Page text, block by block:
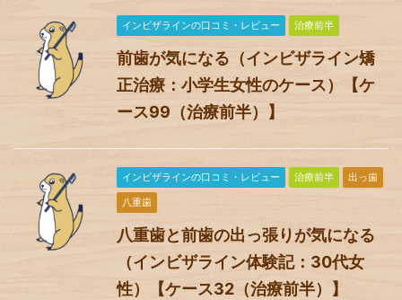
インビザラインの口コミ・レビュー 治療前半
前歯が気になる（インビザライン矯
正治療：小学生女性のケース）【ケ
ース99（治療前半）】
インビザラインの口コミ・レビュー 治療前半
出っ歯
八重歯
八重歯と前歯の出っ張りが気になる
（インビザライン体験記：30代女
性）【ケース32（治療前半）】